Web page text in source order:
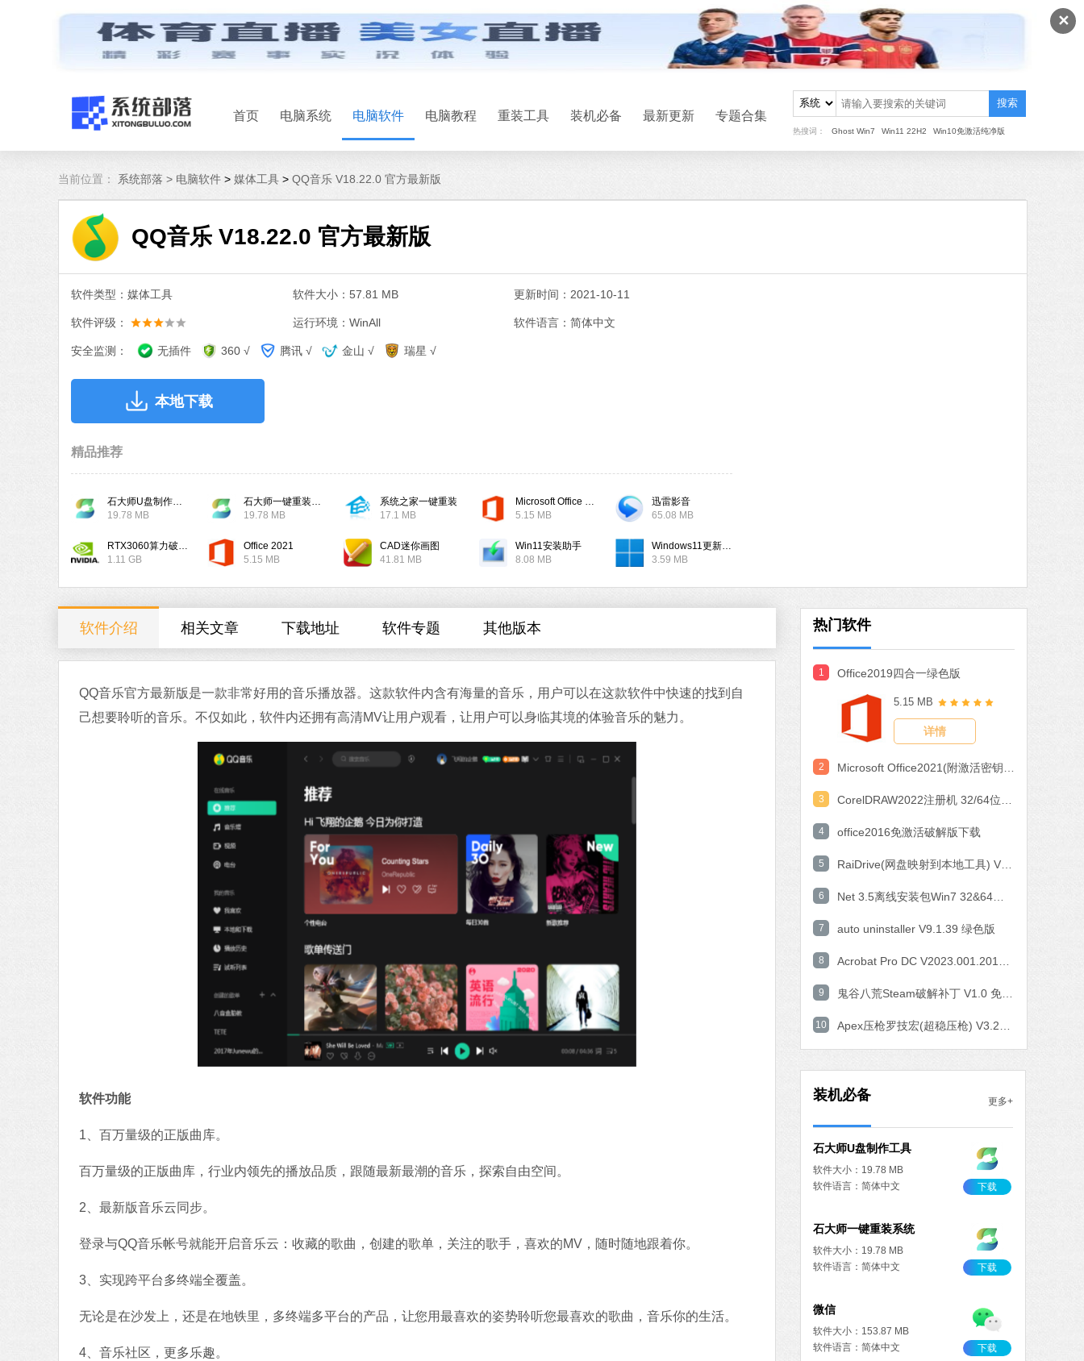
✕
首页 电脑系统 电脑软件 电脑教程 重装工具 装机必备 最新更新 专题合集
搜索
热搜词： Ghost Win7 Win11 22H2 Win10免激活纯净版
当前位置： 系统部落 > 电脑软件 > 媒体工具 > QQ音乐 V18.22.0 官方最新版
QQ音乐 V18.22.0 官方最新版
软件类型：媒体工具 软件大小：57.81 MB 更新时间：2021-10-11
软件评级： 运行环境：WinAll 软件语言：简体中文
安全监测： 无插件 360 √ 腾讯 √ 金山 √ 瑞星 √
本地下载
精品推荐
19.78 MB
19.78 MB
系统之家一键重装
17.1 MB
5.15 MB
迅雷影音
65.08 MB
1.11 GB
Office 2021
5.15 MB
CAD迷你画图
41.81 MB
Win11安装助手
8.08 MB
3.59 MB
软件介绍 相关文章 下载地址 软件专题 其他版本
QQ音乐官方最新版是一款非常好用的音乐播放器。这款软件内含有海量的音乐，用户可以在这款软件中快速的找到自
己想要聆听的音乐。不仅如此，软件内还拥有高清MV让用户观看，让用户可以身临其境的体验音乐的魅力。
软件功能
1、百万量级的正版曲库。
百万量级的正版曲库，行业内领先的播放品质，跟随最新最潮的音乐，探索自由空间。
2、最新版音乐云同步。
登录与QQ音乐帐号就能开启音乐云：收藏的歌曲，创建的歌单，关注的歌手，喜欢的MV，随时随地跟着你。
3、实现跨平台多终端全覆盖。
无论是在沙发上，还是在地铁里，多终端多平台的产品，让您用最喜欢的姿势聆听您最喜欢的歌曲，音乐你的生活。
4、音乐社区，更多乐趣。
热门软件
1 Office2019四合一绿色版
5.15 MB
详情
2
3
4 office2016免激活破解版下载
5
6
7 auto uninstaller V9.1.39 绿色版
8
9
10
装机必备 更多+
软件语言：简体中文
搜狗输入法
软件大小：97.74 MB
软件语言：简体中文
Office 2021
软件大小：5.15 MB
软件语言：简体中文
下载
下载
石大师一键重装系统
软件语言：简体中文
腾讯视频
软件语言：简体中文
下载
Microsoft Office 2016
软件大小：5.15 MB
下载
火绒安全软件
软件大小：22.24 MB
软件语言：简体中文
微信
下载